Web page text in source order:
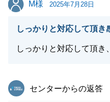
今後とも何卒よろしくお
M様 2025年7月28日
しっかりと対応して頂き
しっかりと対応して頂き
東急リバブル
センターからの返答